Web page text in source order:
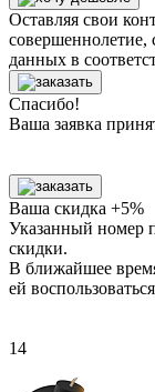
Оставляя свои
совершеннолетие,
данных в
Спасибо!
Ваша заявка
Ваша скидка +5%
Указанный номер
скидки.
В ближайшее
ей
13